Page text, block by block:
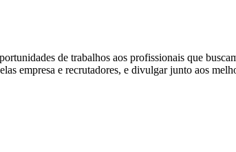
de trabalhos aos profissionais que
empresa e recrutadores, e divulgar junto aos